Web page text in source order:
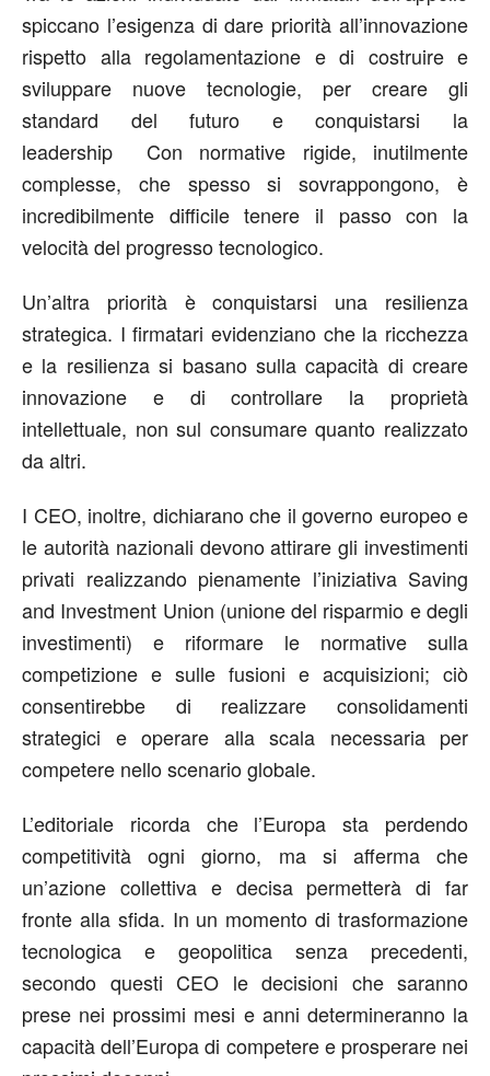
spiccano l’esigenza di dare priorità all’innovazione
rispetto alla regolamentazione e di costruire e
sviluppare nuove tecnologie, per creare gli
standard del futuro e conquistarsi la
leadership Con normative rigide, inutilmente
complesse, che spesso si sovrappongono, è
incredibilmente difficile tenere il passo con la
velocità del progresso tecnologico.
Un’altra priorità è conquistarsi una resilienza
strategica. I firmatari evidenziano che la ricchezza
e la resilienza si basano sulla capacità di creare
innovazione e di controllare la proprietà
intellettuale, non sul consumare quanto realizzato
da altri.
I CEO, inoltre, dichiarano che il governo europeo e
le autorità nazionali devono attirare gli investimenti
privati realizzando pienamente l’iniziativa Saving
and Investment Union (unione del risparmio e degli
investimenti) e riformare le normative sulla
competizione e sulle fusioni e acquisizioni; ciò
consentirebbe di realizzare consolidamenti
strategici e operare alla scala necessaria per
competere nello scenario globale.
L’editoriale ricorda che l’Europa sta perdendo
competitività ogni giorno, ma si afferma che
un’azione collettiva e decisa permetterà di far
fronte alla sfida. In un momento di trasformazione
tecnologica e geopolitica senza precedenti,
secondo questi CEO le decisioni che saranno
prese nei prossimi mesi e anni determineranno la
capacità dell’Europa di competere e prosperare nei